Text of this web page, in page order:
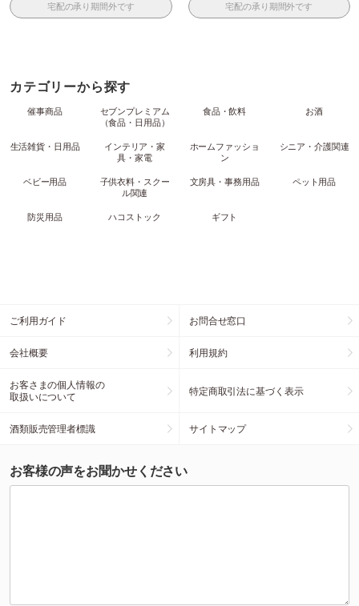
宅配の承り期間外です 宅配の承り期間外です
カテゴリーから探す
催事商品
セブンプレミアム
（食品・日用品）
食品・飲料 お酒
生活雑貨・日用品
インテリア・家
具・家電
ホームファッショ
ン
シニア・介護関連
ベビー用品
子供衣料・スクー
ル関連
文房具・事務用品 ペット用品
防災用品 ハコストック ギフト
ご利用ガイド お問合せ窓口
会社概要 利用規約
お客さまの個人情報の
取扱いについて
特定商取引法に基づく表示
酒類販売管理者標識 サイトマップ
お客様の声をお聞かせください